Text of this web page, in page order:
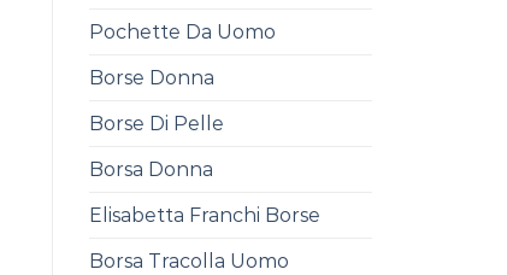
Pochette Da Uomo
Borse Donna
Borse Di Pelle
Borsa Donna
Elisabetta Franchi Borse
Borsa Tracolla Uomo